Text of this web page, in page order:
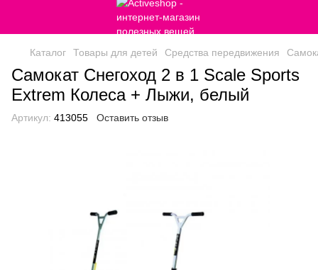
Каталог Товары для детей Средства передвижения
Самокат Снегоход 2 в 1 Scale Sports
Extrem Колеса + Лыжи, белый
Артикул: 413055 Оставить отзыв